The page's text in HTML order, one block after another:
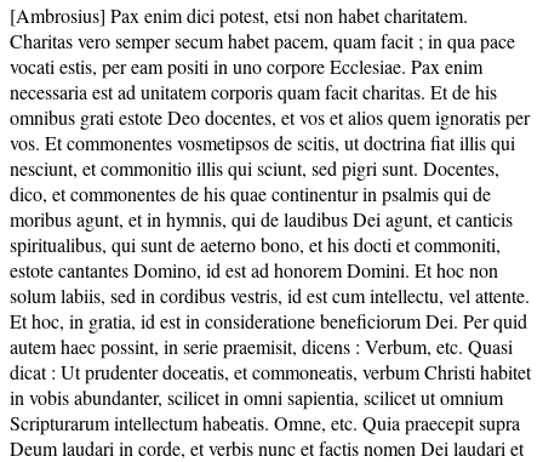
[Ambrosius] Pax enim dici potest, etsi non habet charitatem.
Charitas vero semper secum habet pacem, quam facit ; in qua pace
vocati estis, per eam positi in uno corpore Ecclesiae. Pax enim
necessaria est ad unitatem corporis quam facit charitas. Et de his
omnibus grati estote Deo docentes, et vos et alios quem ignoratis per
vos. Et commonentes vosmetipsos de scitis, ut doctrina fiat illis qui
nesciunt, et commonitio illis qui sciunt, sed pigri sunt. Docentes,
dico, et commonentes de his quae continentur in psalmis qui de
moribus agunt, et in hymnis, qui de laudibus Dei agunt, et canticis
spiritualibus, qui sunt de aeterno bono, et his docti et commoniti,
estote cantantes Domino, id est ad honorem Domini. Et hoc non
solum labiis, sed in cordibus vestris, id est cum intellectu, vel attente.
Et hoc, in gratia, id est in consideratione beneficiorum Dei. Per quid
autem haec possint, in serie praemisit, dicens : Verbum, etc. Quasi
dicat : Ut prudenter doceatis, et commoneatis, verbum Christi habitet
in vobis abundanter, scilicet in omni sapientia, scilicet ut omnium
Scripturarum intellectum habeatis. Omne, etc. Quia praecepit supra
Deum laudari in corde, et verbis nunc et factis nomen Dei laudari et